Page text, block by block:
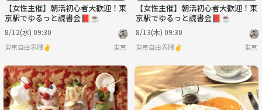
【女性主催】朝活初心者大歓迎！東
京駅でゆるっと読書会📕☕️
8/12(水) 09:30
東京自由界隈✌️ 東京
【女性主催】朝活初心者大歓迎！東
京駅でゆるっと読書会📕☕️
8/13(木) 09:30
東京自由界隈✌️ 東京